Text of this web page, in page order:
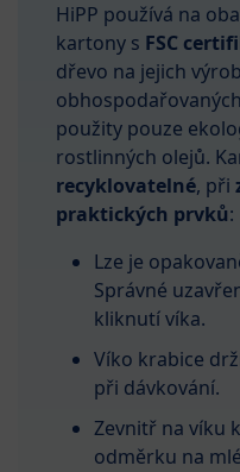
HiPP používá na
kartony s FSC
dřevo na jejich
použity pouze
rostlinných olejů.
recyklovatelné, při
praktických prvků:
Lze je
Správné
kliknutí víka.
Víko krabice
při dávkování.
Zevnitř na víku
odměrku na